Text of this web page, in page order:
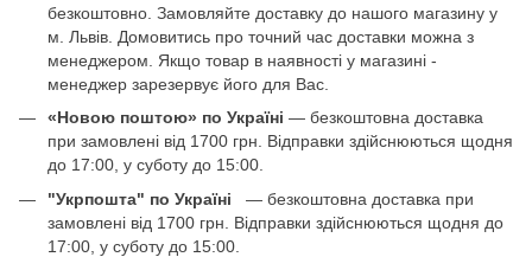
безкоштовно. Замовляйте доставку до нашого магазину у
м. Львів. Домовитись про точний час доставки можна з
менеджером. Якщо товар в наявності у магазині -
менеджер зарезервує його для Вас.
«Новою поштою» по Україні — безкоштовна доставка
при замовлені від 1700 грн. Відправки здійснюються щодня
до 17:00, у суботу до 15:00.
"Укрпошта" по Україні
— безкоштовна доставка при
замовлені від 1700 грн. Відправки здійснюються щодня до
17:00, у суботу до 15:00.